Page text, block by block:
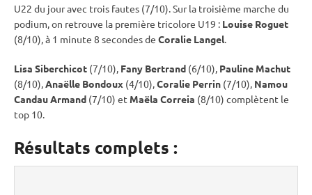
U22 du jour avec trois fautes (7/10). Sur la troisième marche du
podium, on retrouve la première tricolore U19 : Louise Roguet
(8/10), à 1 minute 8 secondes de Coralie Langel.
Lisa Siberchicot (7/10), Fany Bertrand (6/10), Pauline Machut
(8/10),Anaëlle Bondoux (4/10),Coralie Perrin (7/10), Namou
Candau Armand (7/10) et Maëla Correia (8/10) complètent le
top 10.
Résultats complets :